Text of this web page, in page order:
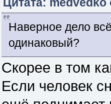
Цитата: medvedko
Наверное дело
одинаковый?
Скорее в том
Если человек